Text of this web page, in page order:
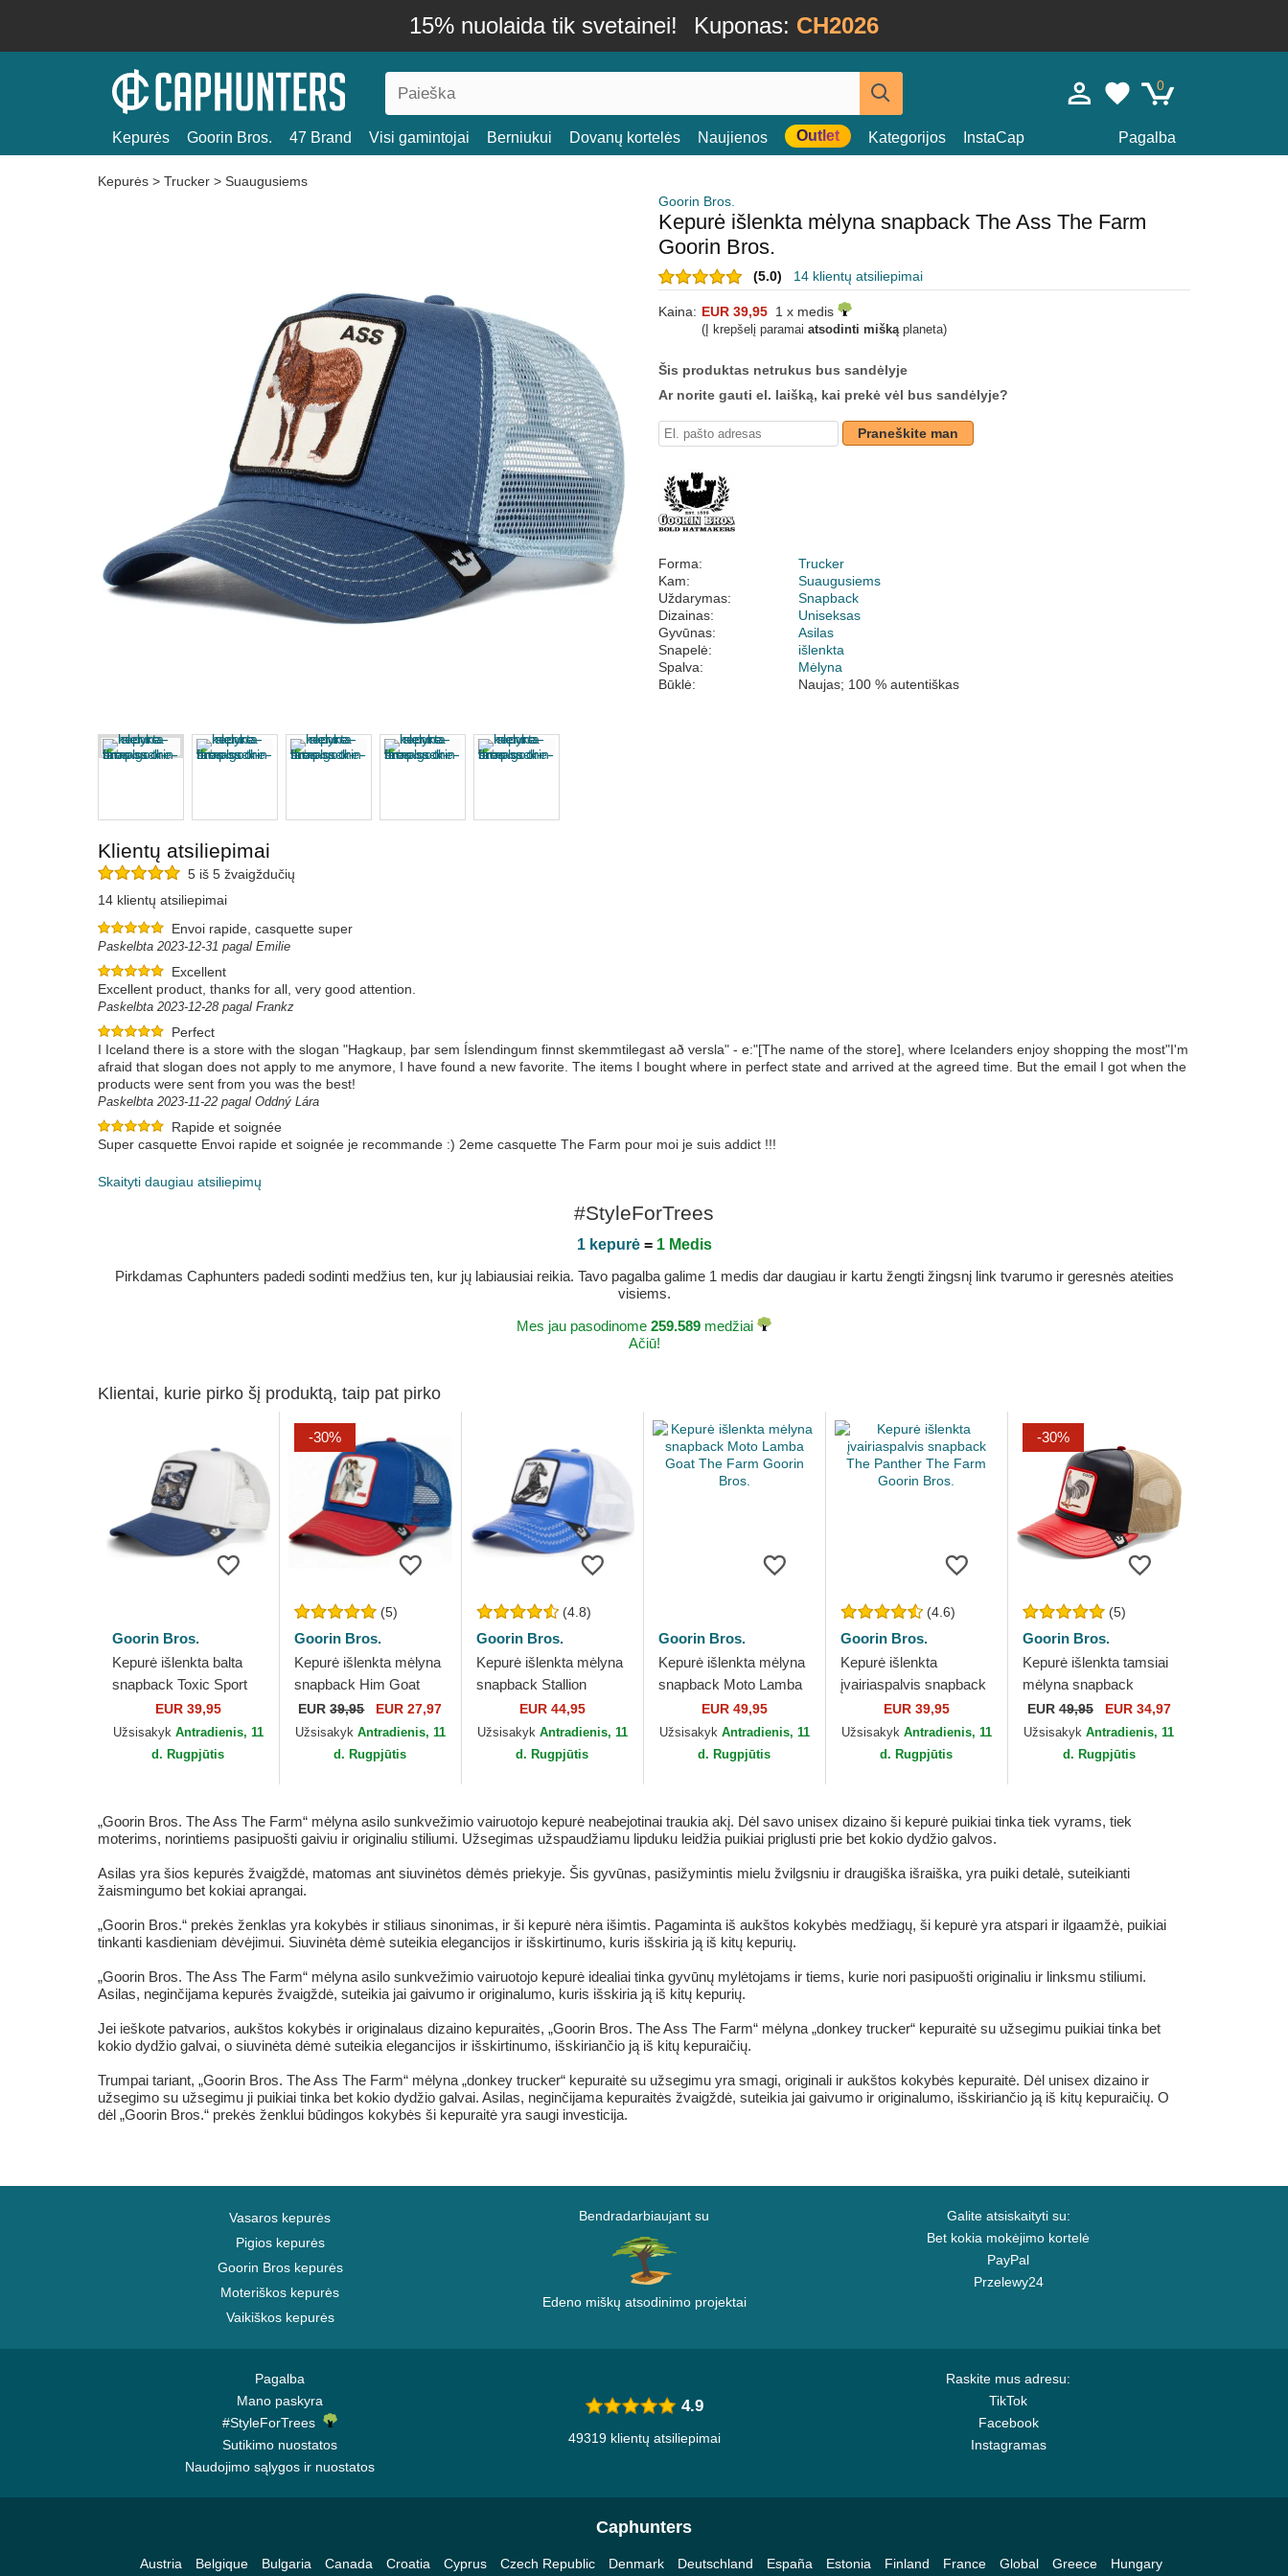
15% nuolaida tik svetainei! Kuponas: CH2026
0
Kepurės Goorin Bros. 47 Brand Visi gamintojai Berniukui Dovanų kortelės Naujienos Outlet Kategorijos InstaCap Pagalba
Kepurės > Trucker > Suaugusiems
Goorin Bros.
Kepurė išlenkta mėlyna snapback The Ass The Farm
Goorin Bros.
(5.0) 14 klientų atsiliepimai
Kaina: EUR 39,95 1 x medis
(Į krepšelį paramai atsodinti miškąplaneta)
Šis produktas netrukus bus sandėlyje
Ar norite gauti el. laišką, kai prekė vėl bus sandėlyje?
Praneškite man
Forma:
Trucker
Kam:
Suaugusiems
Uždarymas:
Snapback
Dizainas:
Uniseksas
Gyvūnas:
Asilas
Snapelė:
išlenkta
Spalva:
Mėlyna
Būklė:
Naujas; 100 % autentiškas
Klientų atsiliepimai
5 iš 5 žvaigždučių
14 klientų atsiliepimai
Envoi rapide, casquette super
Paskelbta 2023-12-31 pagal Emilie
Excellent
Excellent product, thanks for all, very good attention.
Paskelbta 2023-12-28 pagal Frankz
Perfect
I Iceland there is a store with the slogan "Hagkaup, þar sem Íslendingum finnst skemmtilegast að versla" - e:"[The name of the store], where Icelanders enjoy shopping the most"I'm
afraid that slogan does not apply to me anymore, I have found a new favorite. The items I bought where in perfect state and arrived at the agreed time. But the email I got when the
products were sent from you was the best!
Paskelbta 2023-11-22 pagal Oddný Lára
Rapide et soignée
Super casquette Envoi rapide et soignée je recommande :) 2eme casquette The Farm pour moi je suis addict !!!
Skaityti daugiau atsiliepimų
#StyleForTrees
1 kepurė= 1 Medis
Pirkdamas Caphunters padedi sodinti medžius ten, kur jų labiausiai reikia. Tavo pagalba galime 1 medis dar daugiau ir kartu žengti žingsnį link tvarumo ir geresnės ateities
visiems.
Mes jau pasodinome 259.589 medžiai
Ačiū!
Klientai, kurie pirko šį produktą, taip pat pirko
Goorin Bros.
Kepurė išlenkta balta
snapback Toxic Sport
The Farm Goorin Bros.
EUR 39,95
Užsisakyk Antradienis, 11
d. Rugpjūtis
-30%
(5)
Goorin Bros.
Kepurė išlenkta mėlyna
snapback Him Goat
Fab Farm The Farm
Goorin Bros.
EUR39,95 EUR 27,97
Užsisakyk Antradienis, 11
d. Rugpjūtis
(4.8)
Goorin Bros.
Kepurė išlenkta mėlyna
snapback Stallion
Horsepower Puff Patent
The Farm Goorin Bros.
EUR 44,95
Užsisakyk Antradienis, 11
d. Rugpjūtis
Goorin Bros.
Kepurė išlenkta mėlyna
snapback Moto Lamba
Goat The Farm Goorin
Bros.
EUR 49,95
Užsisakyk Antradienis, 11
d. Rugpjūtis
(4.6)
Goorin Bros.
Kepurė išlenkta
įvairiaspalvis snapback
The Panther The Farm
Goorin Bros.
EUR 39,95
Užsisakyk Antradienis, 11
d. Rugpjūtis
-30%
(5)
Goorin Bros.
Kepurė išlenkta tamsiai
mėlyna snapback
Shleather Cock The
Farm Goorin Bros.
EUR 49,95 EUR 34,97
UžsisakykAntradienis, 11
d. Rugpjūtis
„Goorin Bros. The Ass The Farm“ mėlyna asilo sunkvežimio vairuotojo kepurė neabejotinai traukia akį. Dėl savo unisex dizaino ši kepurė puikiai tinka tiek vyrams, tiek
moterims, norintiems pasipuošti gaiviu ir originaliu stiliumi. Užsegimas užspaudžiamu lipduku leidžia puikiai priglusti prie bet kokio dydžio galvos.
Asilas yra šios kepurės žvaigždė, matomas ant siuvinėtos dėmės priekyje. Šis gyvūnas, pasižymintis mielu žvilgsniu ir draugiška išraiška, yra puiki detalė, suteikianti
žaismingumo bet kokiai aprangai.
„Goorin Bros.“ prekės ženklas yra kokybės ir stiliaus sinonimas, ir ši kepurė nėra išimtis. Pagaminta iš aukštos kokybės medžiagų, ši kepurė yra atspari ir ilgaamžė, puikiai
tinkanti kasdieniam dėvėjimui. Siuvinėta dėmė suteikia elegancijos ir išskirtinumo, kuris išskiria ją iš kitų kepurių.
„Goorin Bros. The Ass The Farm“ mėlyna asilo sunkvežimio vairuotojo kepurė idealiai tinka gyvūnų mylėtojams ir tiems, kurie nori pasipuošti originaliu ir linksmu stiliumi.
Asilas, neginčijama kepurės žvaigždė, suteikia jai gaivumo ir originalumo, kuris išskiria ją iš kitų kepurių.
Jei ieškote patvarios, aukštos kokybės ir originalaus dizaino kepuraitės, „Goorin Bros. The Ass The Farm“ mėlyna „donkey trucker“ kepuraitė su užsegimu puikiai tinka bet
kokio dydžio galvai, o siuvinėta dėmė suteikia elegancijos ir išskirtinumo, išskiriančio ją iš kitų kepuraičių.
Trumpai tariant, „Goorin Bros. The Ass The Farm“ mėlyna „donkey trucker“ kepuraitė su užsegimu yra smagi, originali ir aukštos kokybės kepuraitė. Dėl unisex dizaino ir
užsegimo su užsegimu ji puikiai tinka bet kokio dydžio galvai. Asilas, neginčijama kepuraitės žvaigždė, suteikia jai gaivumo ir originalumo, išskiriančio ją iš kitų kepuraičių. O
dėl „Goorin Bros.“ prekės ženklui būdingos kokybės ši kepuraitė yra saugi investicija.
Vasaros kepurės
Pigios kepurės
Goorin Bros kepurės
Moteriškos kepurės
Vaikiškos kepurės
Bendradarbiaujant su
Edeno miškų atsodinimo projektai
Galite atsiskaityti su:
Bet kokia mokėjimo kortelė
PayPal
Przelewy24
Pagalba
Mano paskyra
#StyleForTrees
Sutikimo nuostatos
Naudojimo sąlygos ir nuostatos
Raskite mus adresu:
TikTok
Facebook
Instagramas
4.9
49319 klientų atsiliepimai
Caphunters
Austria Belgique Bulgaria Canada Croatia Cyprus Czech Republic Denmark Deutschland España Estonia Finland France Global Greece Hungary